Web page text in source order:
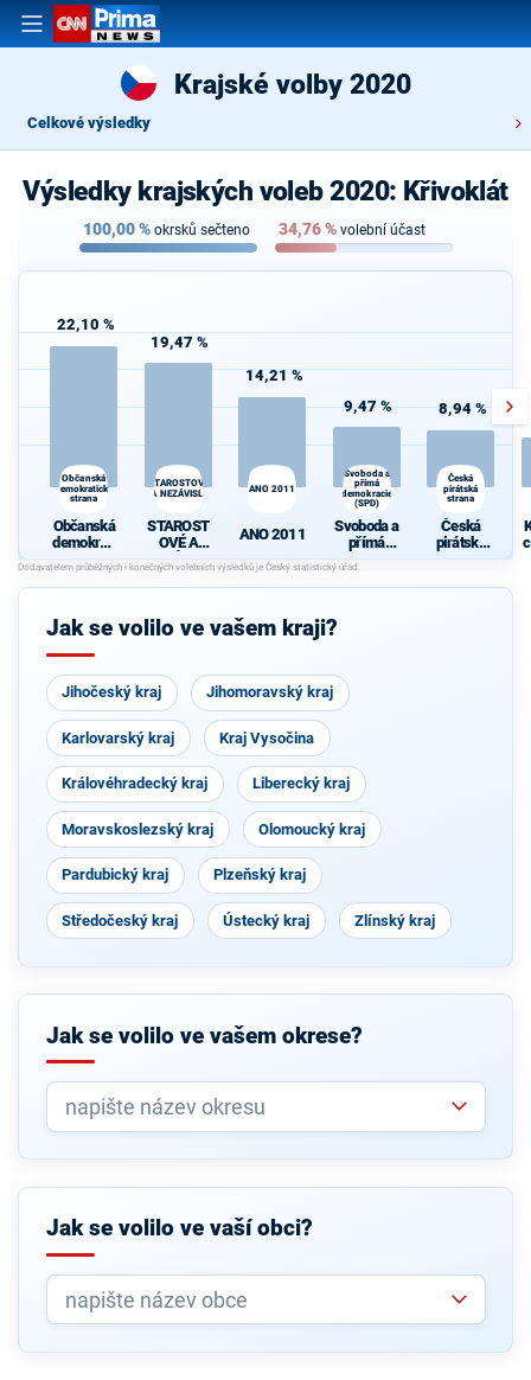
Krajské volby 2020
Celkové výsledky
Výsledky krajských voleb 2020: Křivoklát
100,00% okrsků sečteno 34,76% volební účast
22,10 %
Občanská
demokratická
strana
Občanská
demokrati
cká strana
19,47 %
STAROSTOVÉ
A NEZÁVISLÍ
STAROST
OVÉ A
NEZÁVISL
Í
14,21 %
ANO 2011
ANO 2011
9,47 %
Svoboda a
přímá
demokracie
(SPD)
Svoboda a
přímá
demokraci
e (SPD)
8,94 %
Česká
pirátská
strana
Česká
pirátská
strana
Jak se volilo ve vašem kraji?
Jihočeský kraj Jihomoravský kraj
Karlovarský kraj Kraj Vysočina
Královéhradecký kraj Liberecký kraj
Moravskoslezský kraj Olomoucký kraj
Pardubický kraj Plzeňský kraj
Středočeský kraj Ústecký kraj Zlínský kraj
Jak se volilo ve vašem okrese?
Jak se volilo ve vaší obci?